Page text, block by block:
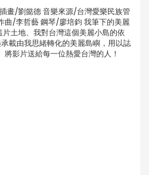
畫/劉懿德 音樂來源/台灣愛樂民族管
曲/李哲藝 鋼琴/廖培鈞 我筆下的美麗
土地、我對台灣這個美麗小島的依
載由我思緒轉化的美麗島嶼，用以誌
影片送給每一位熱愛台灣的人！